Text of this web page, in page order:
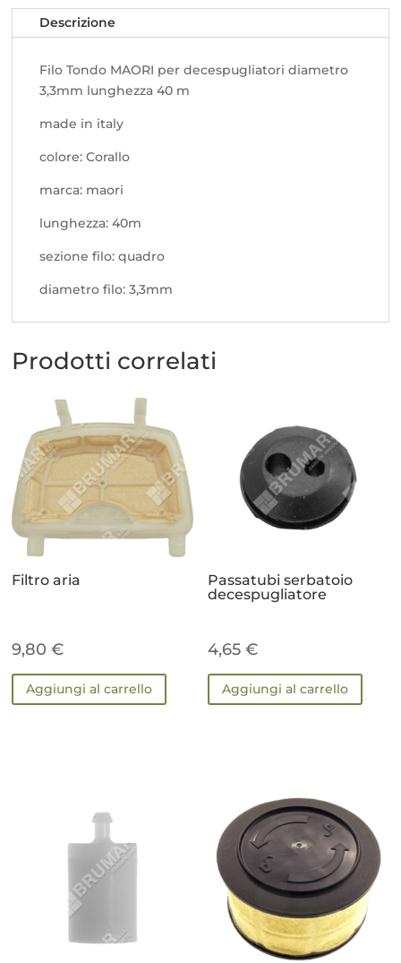
Descrizione
Filo Tondo MAORI per decespugliatori diametro
3,3mm lunghezza 40 m
made in italy
colore: Corallo
marca: maori
lunghezza: 40m
sezione filo: quadro
diametro filo: 3,3mm
Prodotti correlati
Filtro aria
9,80€
Aggiungi al carrello
Passatubi serbatoio
decespugliatore
4,65€
Aggiungi al carrello